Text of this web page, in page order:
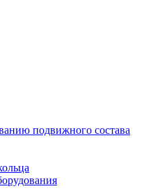
подвижного состава